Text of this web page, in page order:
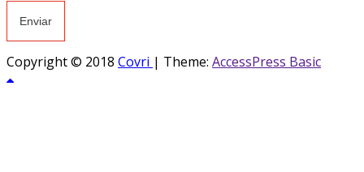
Copyright © 2018 Covri | Theme: AccessPress Basic